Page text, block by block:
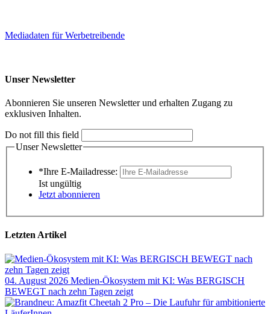
Mediadaten für Werbetreibende
Unser Newsletter
Abonnieren Sie unseren Newsletter und erhalten Zugang zu
exklusiven Inhalten.
Do not fill this field
Unser Newsletter
*Ihre E-Mailadresse:
Ist ungültig
Jetzt abonnieren
Letzten Artikel
04. August 2026 Medien-Ökosystem mit KI: Was BERGISCH
BEWEGT nach zehn Tagen zeigt